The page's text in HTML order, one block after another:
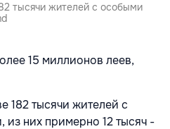
тысячи жителей с особыми
15 миллионов леев,
182 тысячи жителей с
них примерно 12 тысяч -